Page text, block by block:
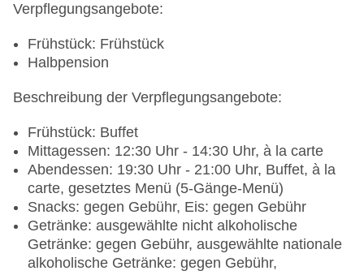
Verpflegungsangebote:
Frühstück: Frühstück
Halbpension
Beschreibung der Verpflegungsangebote:
Frühstück: Buffet
Mittagessen: 12:30 Uhr - 14:30 Uhr, à la carte
Abendessen: 19:30 Uhr - 21:00 Uhr, Buffet, à la
carte, gesetztes Menü (5-Gänge-Menü)
Snacks: gegen Gebühr, Eis: gegen Gebühr
Getränke: ausgewählte nicht alkoholische
Getränke: gegen Gebühr, ausgewählte nationale
alkoholische Getränke: gegen Gebühr,